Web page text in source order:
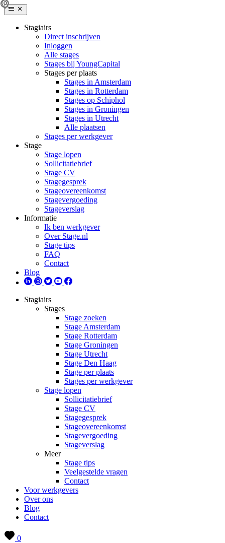
Stagiairs
Direct inschrijven
Inloggen
Alle stages
Stages bij YoungCapital
Stages per plaats
Stages in Amsterdam
Stages in Rotterdam
Stages op Schiphol
Stages in Groningen
Stages in Utrecht
Alle plaatsen
Stages per werkgever
Stage
Stage lopen
Sollicitatiebrief
Stage CV
Stagegesprek
Stageovereenkomst
Stagevergoeding
Stageverslag
Informatie
Ik ben werkgever
Over Stage.nl
Stage tips
FAQ
Contact
Blog
Stagiairs
Stages
Stage zoeken
Stage Amsterdam
Stage Rotterdam
Stage Groningen
Stage Utrecht
Stage Den Haag
Stage per plaats
Stages per werkgever
Stage lopen
Sollicitatiebrief
Stage CV
Stagegesprek
Stageovereenkomst
Stagevergoeding
Stageverslag
Meer
Stage tips
Veelgestelde vragen
Contact
Voor werkgevers
Over ons
Blog
Contact
0